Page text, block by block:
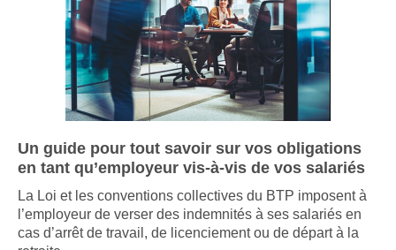
Un guide pour tout savoir sur vos obligations
en tant qu’employeur vis-à-vis de vos salariés
La Loi et les conventions collectives du BTP imposent à
l’employeur de verser des indemnités à ses salariés en
cas d’arrêt de travail, de licenciement ou de départ à la